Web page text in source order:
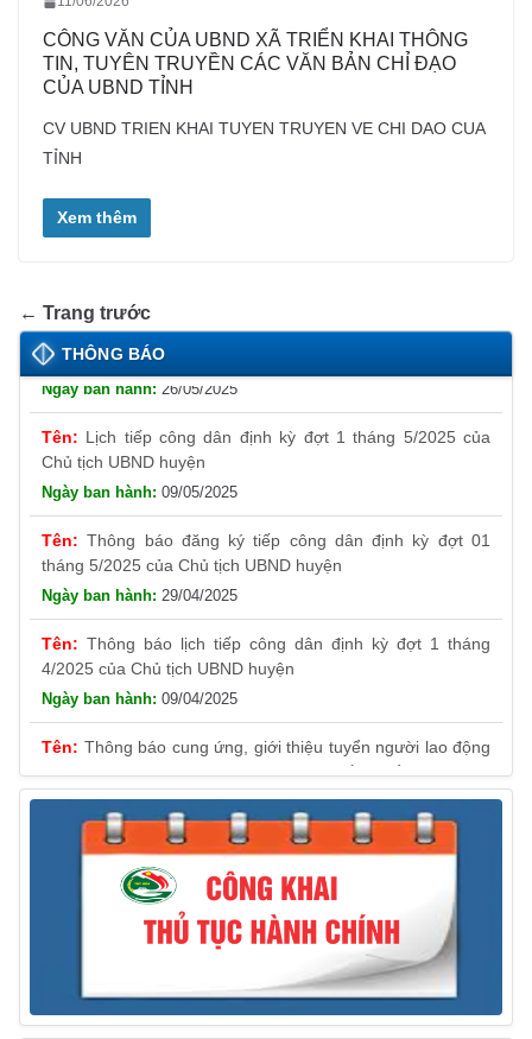
CÔNG VĂN CỦA UBND XÃ TRIỂN KHAI THÔNG
TIN, TUYÊN TRUYỀN CÁC VĂN BẢN CHỈ ĐẠO
CỦA UBND TỈNH
CV UBND TRIEN KHAI TUYEN TRUYEN VE CHI DAO CUA
TỈNH
Xem thêm
← Trang trước
THÔNG BÁO
Thông báo đăng ký tiếp công dân định kỳ đợt 01
tháng 6/2025 của Chủ tịch UBND huyện
Lịch tiếp công dân định kỳ đợt 1 tháng 5/2025 của
Chủ tịch UBND huyện
09/05/2025
Thông báo đăng ký tiếp công dân định kỳ đợt 01
tháng 5/2025 của Chủ tịch UBND huyện
29/04/2025
Thông báo lịch tiếp công dân định kỳ đợt 1 tháng
4/2025 của Chủ tịch UBND huyện
09/04/2025
Thông báo cung ứng, giới thiệu tuyển người lao động
Việt Nam vào các vị trí công việc dự kiến tuyển người lao
động nước ngoài
31/03/2025
Thông báo treo cờ Tổ quốc nhân kỷ niệm 50 năm
Ngày giải phóng tỉnh Phú Yên (01/4/1975 – 01/4/2025)
28/03/2025
Thông báo giới thiệu, cung ứng lao động Việt Nam
cho Liên danh Hengtong International Engineering Co.,Ltd
27/03/2025